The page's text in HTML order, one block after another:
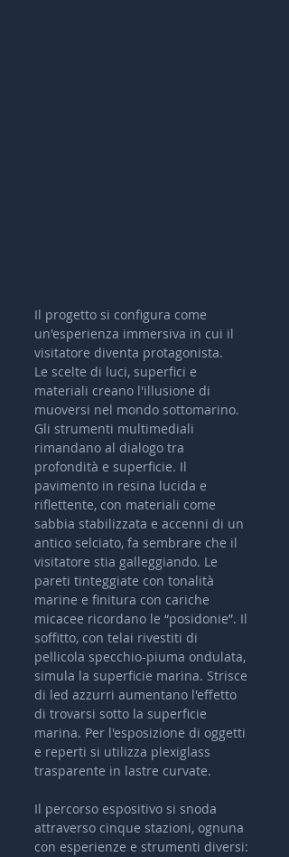
Il progetto si configura come
un'esperienza immersiva in cui il
visitatore diventa protagonista.
Le scelte di luci, superfici e
materiali creano l'illusione di
muoversi nel mondo sottomarino.
Gli strumenti multimediali
rimandano al dialogo tra
profondità e superficie. Il
pavimento in resina lucida e
riflettente, con materiali come
sabbia stabilizzata e accenni di un
antico selciato, fa sembrare che il
visitatore stia galleggiando. Le
pareti tinteggiate con tonalità
marine e finitura con cariche
micacee ricordano le “posidonie”. Il
soffitto, con telai rivestiti di
pellicola specchio-piuma ondulata,
simula la superficie marina. Strisce
di led azzurri aumentano l'effetto
di trovarsi sotto la superficie
marina. Per l'esposizione di oggetti
e reperti si utilizza plexiglass
trasparente in lastre curvate.
Il percorso espositivo si snoda
attraverso cinque stazioni, ognuna
con esperienze e strumenti diversi: